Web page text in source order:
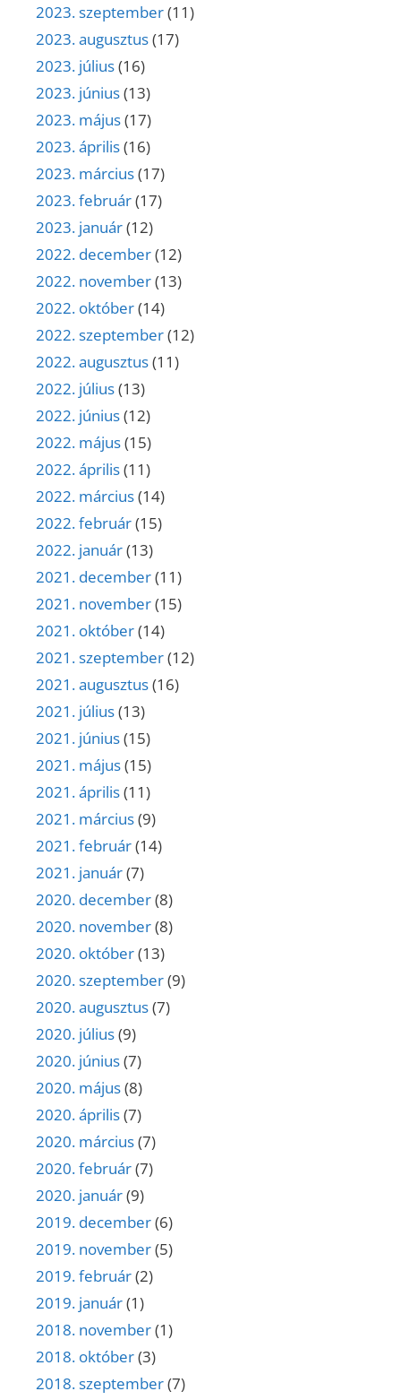
2023. szeptember(11)
2023. augusztus(17)
2023. július(16)
2023. június(13)
2023. május(17)
2023. április(16)
2023. március(17)
2023. február(17)
2023. január(12)
2022. december(12)
2022. november(13)
2022. október(14)
2022. szeptember(12)
2022. augusztus(11)
2022. július(13)
2022. június(12)
2022. május(15)
2022. április(11)
2022. március(14)
2022. február(15)
2022. január(13)
2021. december(11)
2021. november(15)
2021. október(14)
2021. szeptember(12)
2021. augusztus(16)
2021. július(13)
2021. június(15)
2021. május(15)
2021. április(11)
2021. március(9)
2021. február(14)
2021. január(7)
2020. december(8)
2020. november(8)
2020. október(13)
2020. szeptember(9)
2020. augusztus(7)
2020. július(9)
2020. június(7)
2020. május(8)
2020. április(7)
2020. március(7)
2020. február(7)
2020. január(9)
2019. december(6)
2019. november(5)
2019. február(2)
2019. január(1)
2018. november(1)
2018. október(3)
2018. szeptember(7)